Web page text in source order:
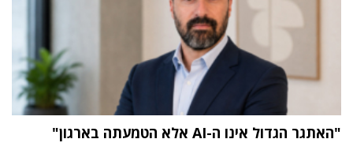
"האתגר הגדול אינו ה-AI אלא הטמעתה בארגון"